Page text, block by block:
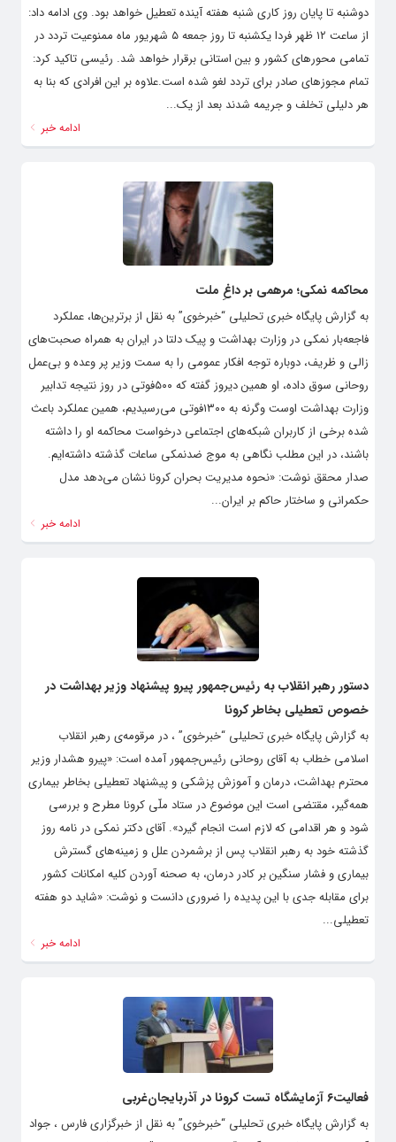
دوشنبه تا پایان روز کاری شنبه هفته آینده تعطیل خواهد بود. وی ادامه داد:
از ساعت ۱۲ ظهر فردا یکشنبه تا روز جمعه ۵ شهریور ماه ممنوعیت تردد در
تمامی محورهای کشور و بین استانی برقرار خواهد شد. رئیسی تاکید کرد:
تمام مجوزهای صادر برای تردد لغو شده است.علاوه بر این افرادی که بنا به
هر دلیلی تخلف و جریمه شدند بعد از یک...
ادامه خبر
محاکمه نمکی؛ مرهمی بر داغِ ملت
به گزارش پایگاه خبری تحلیلی “خبرخوی” به نقل از برترین‌ها، عملکرد
فاجعه‌بار نمکی در وزارت بهداشت و پیک دلتا در ایران به همراه صحبت‌های
زالی و ظریف، دوباره توجه افکار عمومی را به سمت وزیر پر وعده و بی‌عمل
روحانی سوق داده، او‌ همین دیروز گفته که ۵۰۰فوتی در روز نتیجه تدابیر
وزارت بهداشت اوست وگرنه به ۱۳۰۰فوتی می‌رسیدیم، همین عملکرد باعث
شده برخی از کاربران شبکه‌های اجتماعی درخواست محاکمه او را داشته
باشند، در این مطلب نگاهی به موج ضدنمکی ساعات گذشته داشته‌ایم.
صدار محقق نوشت: «نحوه مدیریت بحران کرونا نشان می‌دهد مدل
حکمرانی و ساختار حاکم بر ایران...
ادامه خبر
دستور رهبر انقلاب به رئیس‌جمهور پیرو پیشنهاد وزیر بهداشت در
خصوص تعطیلی بخاطر کرونا
به گزارش پایگاه خبری تحلیلی “خبرخوی” ، در مرقومه‌ی رهبر انقلاب
اسلامی خطاب به آقای روحانی رئیس‌جمهور آمده است: «پیرو هشدار وزیر
محترم بهداشت، درمان و آموزش پزشکی و پیشنهاد تعطیلی بخاطر بیماری
همه‌گیر، مقتضی است این موضوع در ستاد ملّی کرونا مطرح و بررسی
شود و هر اقدامی که لازم است انجام گیرد». آقای دکتر نمکی در نامه روز
گذشته خود به رهبر انقلاب پس از برشمردن علل و زمینه‌های گسترش
بیماری و فشار سنگین بر کادر درمان، به صحنه آوردن کلیه امکانات کشور
برای مقابله جدی با این پدیده را ضروری دانست و نوشت: «شاید دو هفته
تعطیلی...
ادامه خبر
فعالیت۶ آزمایشگاه تست کرونا در آذربایجان‌غربی
به گزارش پایگاه خبری تحلیلی “خبرخوی” به نقل از خبرگزاری فارس ، جواد